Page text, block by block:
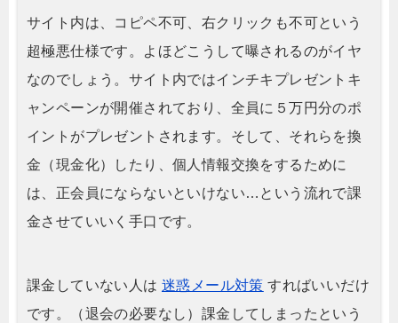
サイト内は、コピペ不可、右クリックも不可という
超極悪仕様です。よほどこうして曝されるのがイヤ
なのでしょう。サイト内ではインチキプレゼントキ
ャンペーンが開催されており、全員に５万円分のポ
イントがプレゼントされます。そして、それらを換
金（現金化）したり、個人情報交換をするために
は、正会員にならないといけない…という流れで課
金させていいく手口です。
課金していない人は 迷惑メール対策 すればいいだけ
です。（退会の必要なし）課金してしまったという